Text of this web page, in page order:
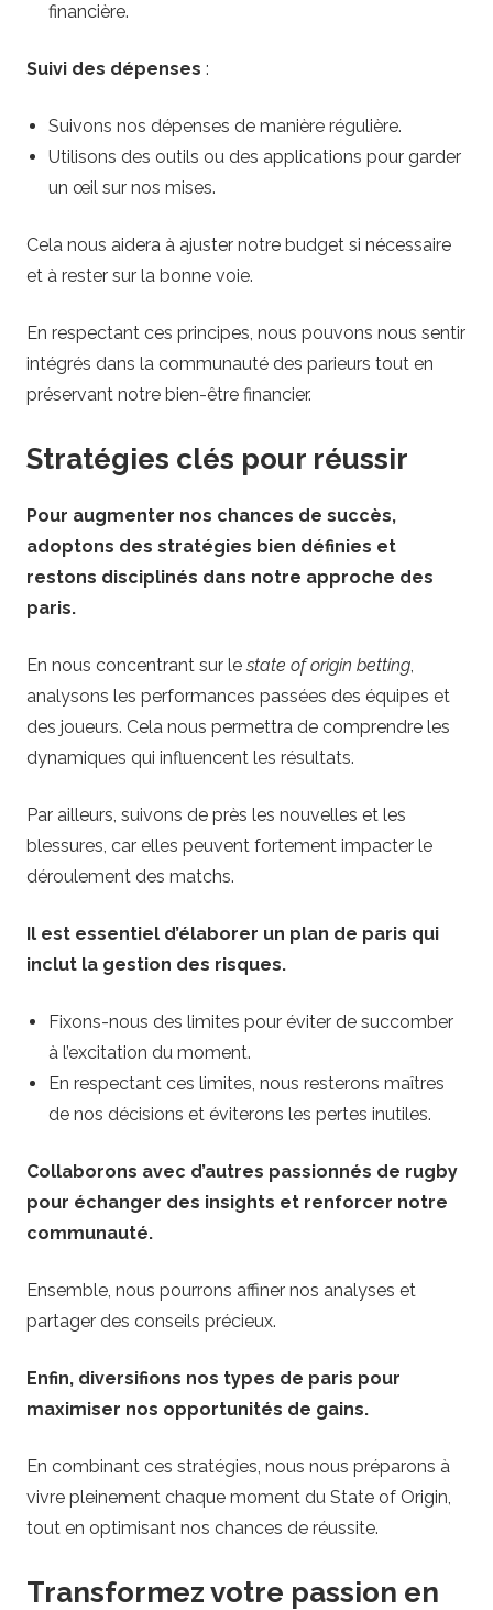
financière.
Suivi des dépenses :
Suivons nos dépenses de manière régulière.
Utilisons des outils ou des applications pour garder
un œil sur nos mises.
Cela nous aidera à ajuster notre budget si nécessaire
et à rester sur la bonne voie.
En respectant ces principes, nous pouvons nous sentir
intégrés dans la communauté des parieurs tout en
préservant notre bien-être financier.
Stratégies clés pour réussir
Pour augmenter nos chances de succès,
adoptons des stratégies bien définies et
restons disciplinés dans notre approche des
paris.
En nous concentrant sur le state of origin betting,
analysons les performances passées des équipes et
des joueurs. Cela nous permettra de comprendre les
dynamiques qui influencent les résultats.
Par ailleurs, suivons de près les nouvelles et les
blessures, car elles peuvent fortement impacter le
déroulement des matchs.
Il est essentiel d’élaborer un plan de paris qui
inclut la gestion des risques.
Fixons-nous des limites pour éviter de succomber
à l’excitation du moment.
En respectant ces limites, nous resterons maîtres
de nos décisions et éviterons les pertes inutiles.
Collaborons avec d’autres passionnés de rugby
pour échanger des insights et renforcer notre
communauté.
Ensemble, nous pourrons affiner nos analyses et
partager des conseils précieux.
Enfin, diversifions nos types de paris pour
maximiser nos opportunités de gains.
En combinant ces stratégies, nous nous préparons à
vivre pleinement chaque moment du State of Origin,
tout en optimisant nos chances de réussite.
Transformez votre passion en